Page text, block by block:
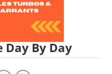
Day By Day